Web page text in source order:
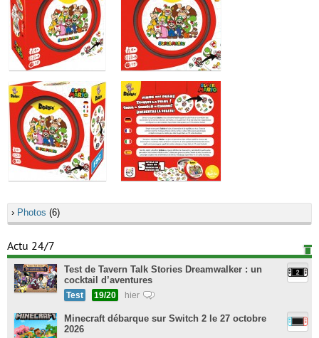
› Photos (6)
Actu 24/7
Test de Tavern Talk Stories Dreamwalker : un
cocktail d’aventures
Test 19/20 hier
Minecraft débarque sur Switch 2 le 27 octobre
2026